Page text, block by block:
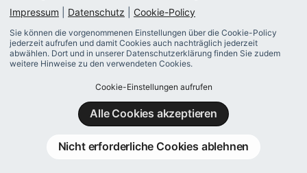
Impressum
Datenschutz Cookie-Policy
Sie können die vorgenommenen Einstellungen über die Cookie-Policy
jederzeit aufrufen und damit Cookies auch nachträglich jederzeit
abwählen. Dort und in unserer Datenschutzerklärung finden Sie zudem
weitere Hinweise zu den verwendeten Cookies.
Cookie-Einstellungen aufrufen
Alle Cookies akzeptieren
Nicht erforderliche Cookies ablehnen
Was in diesen Zeiten wirklich relevant wird
Was wird 2021 bringen? Was heißt das für HR? Vorne dabei: das „Neue
Normal“ akzeptieren lernen. Aber was kommt noch? Und was geht? Unsere
HR-Trends 2021.
Strategie
Definitionen, Treiber, Best Practices und die Rolle von HR im Themenkomplex
Unternehmenskultur